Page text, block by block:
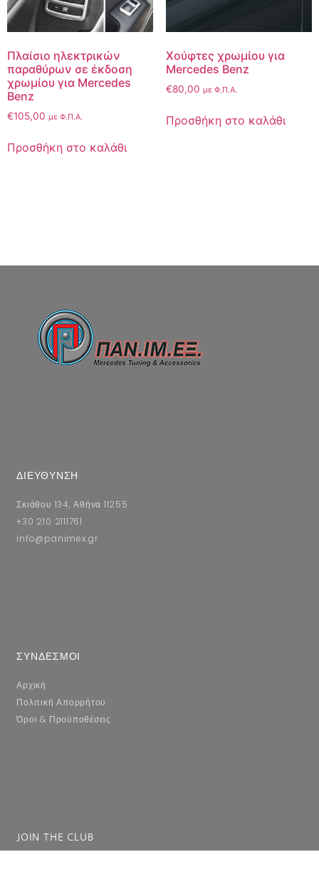
Πλαίσιο ηλεκτρικών
παραθύρων σε έκδοση
χρωμίου για Mercedes
Benz
€105,00 με Φ.Π.Α.
Προσθήκη στο καλάθι
Χούφτες χρωμίου για
Mercedes Benz
€80,00 με Φ.Π.Α.
Προσθήκη στο καλάθι
ΔΙΕΥΘΥΝΣΗ
Σκιάθου 134, Αθήνα 11255
+30 210 2111761
info@panimex.gr
ΣΥΝΔΕΣΜΟΙ
Αρχική
Πολιτική Απορρήτου
Όροι & Προϋποθέσεις
JOIN THE CLUB